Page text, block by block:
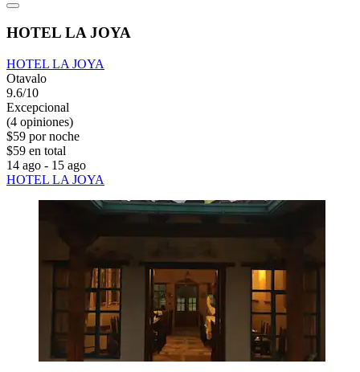
HOTEL LA JOYA
HOTEL LA JOYA
Otavalo
9.6/10
Excepcional
(4 opiniones)
$59 por noche
$59 en total
14 ago - 15 ago
HOTEL LA JOYA